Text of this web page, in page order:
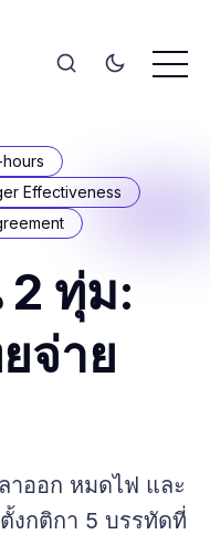
Effectiveness
2 ทุ่ม:
จ่าย
าออก หมดไฟ และ
งกติกา 5 บรรทัดที่